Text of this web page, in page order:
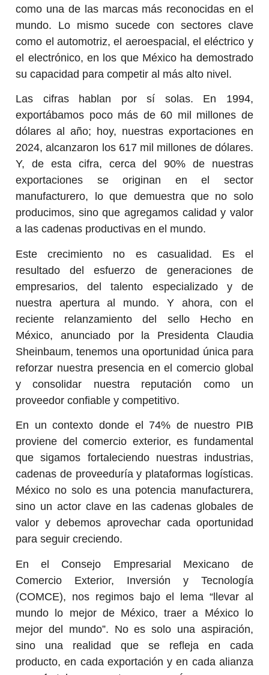
como una de las marcas más reconocidas en el
mundo. Lo mismo sucede con sectores clave
como el automotriz, el aeroespacial, el eléctrico y
el electrónico, en los que México ha demostrado
su capacidad para competir al más alto nivel.
Las cifras hablan por sí solas. En 1994,
exportábamos poco más de 60 mil millones de
dólares al año; hoy, nuestras exportaciones en
2024, alcanzaron los 617 mil millones de dólares.
Y, de esta cifra, cerca del 90% de nuestras
exportaciones se originan en el sector
manufacturero, lo que demuestra que no solo
producimos, sino que agregamos calidad y valor
a las cadenas productivas en el mundo.
Este crecimiento no es casualidad. Es el
resultado del esfuerzo de generaciones de
empresarios, del talento especializado y de
nuestra apertura al mundo. Y ahora, con el
reciente relanzamiento del sello Hecho en
México, anunciado por la Presidenta Claudia
Sheinbaum, tenemos una oportunidad única para
reforzar nuestra presencia en el comercio global
y consolidar nuestra reputación como un
proveedor confiable y competitivo.
En un contexto donde el 74% de nuestro PIB
proviene del comercio exterior, es fundamental
que sigamos fortaleciendo nuestras industrias,
cadenas de proveeduría y plataformas logísticas.
México no solo es una potencia manufacturera,
sino un actor clave en las cadenas globales de
valor y debemos aprovechar cada oportunidad
para seguir creciendo.
En el Consejo Empresarial Mexicano de
Comercio Exterior, Inversión y Tecnología
(COMCE), nos regimos bajo el lema “llevar al
mundo lo mejor de México, traer a México lo
mejor del mundo”. No es solo una aspiración,
sino una realidad que se refleja en cada
producto, en cada exportación y en cada alianza